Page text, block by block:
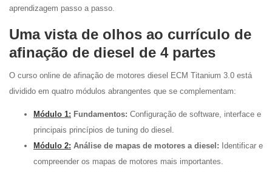
aprendizagem passo a passo.
Uma vista de olhos ao currículo de
afinação de diesel de 4 partes
O curso online de afinação de motores diesel ECM Titanium 3.0 está
dividido em quatro módulos abrangentes que se complementam:
Módulo 1: Fundamentos: Configuração de software, interface e
principais princípios de tuning do diesel.
Módulo 2: Análise de mapas de motores a diesel: Identificar e
compreender os mapas de motores mais importantes.